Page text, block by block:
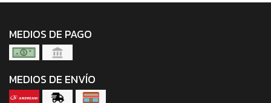
MEDIOS DE PAGO
MEDIOS DE ENVÍO